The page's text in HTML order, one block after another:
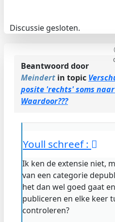
Discussie gesloten.
Beantwoord door
Meindert in topic
posite 'rechts' soms
Waardoor???
Youll schreef :
Ik ken de extensie niet,
van een categorie
het dan wel goed gaat
publiceren en elke keer
controleren?